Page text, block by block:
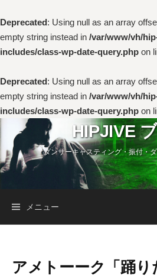
Deprecated: Using null as an array
empty string instead in /var/www/vh/
includes/class-wp-date-query.php on
Deprecated: Using null as an array
empty string instead in /var/www/vh/
includes/class-wp-date-query.php on
テ
ン
HIPJIVE
ダンサーキャスティング・振付・
メニュー
アメトーーク「踊